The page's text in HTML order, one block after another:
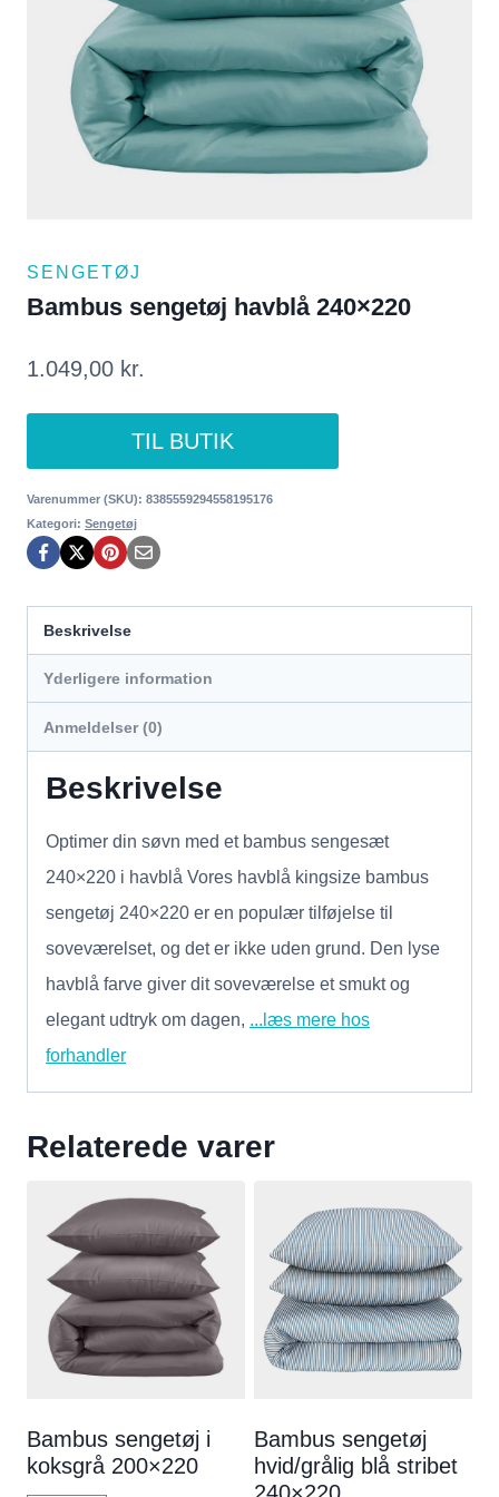
SENGETØJ
Bambus sengetøj havblå 240×220
1.049,00 kr.
TIL BUTIK
Varenummer (SKU): 8385559294558195176
Kategori: Sengetøj
Beskrivelse
Yderligere information
Anmeldelser (0)
Beskrivelse
Optimer din søvn med et bambus sengesæt
240×220 i havblå Vores havblå kingsize bambus
sengetøj 240×220 er en populær tilføjelse til
soveværelset, og det er ikke uden grund. Den lyse
havblå farve giver dit soveværelse et smukt og
elegant udtryk om dagen, ...læs mere hos
forhandler
Relaterede varer
Bambus sengetøj i
koksgrå 200×220
Bambus sengetøj
hvid/grålig blå stribet